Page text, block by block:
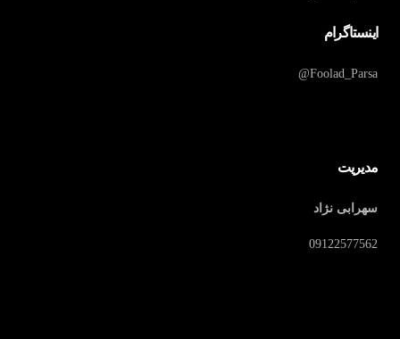
اینستاگرام
Foolad_Parsa@
مدیریت
سهرابی نژاد
09122577562